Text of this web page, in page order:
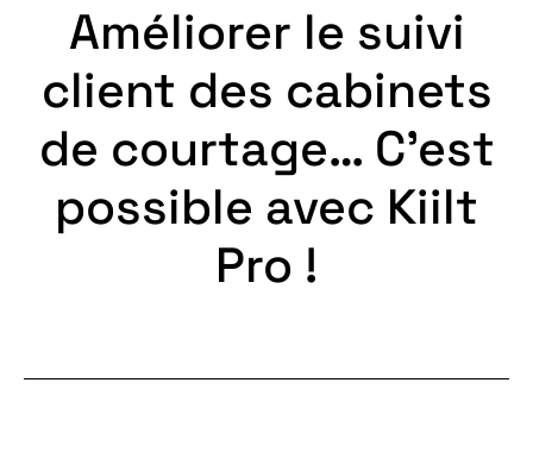
Améliorer le suivi
client des cabinets
de courtage… C’est
possible avec Kiilt
Pro !